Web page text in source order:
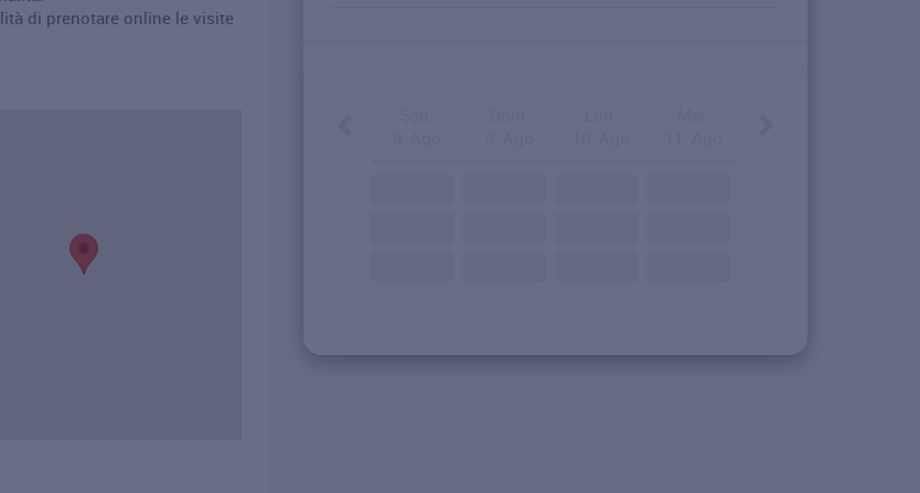
di prenotare online le visite